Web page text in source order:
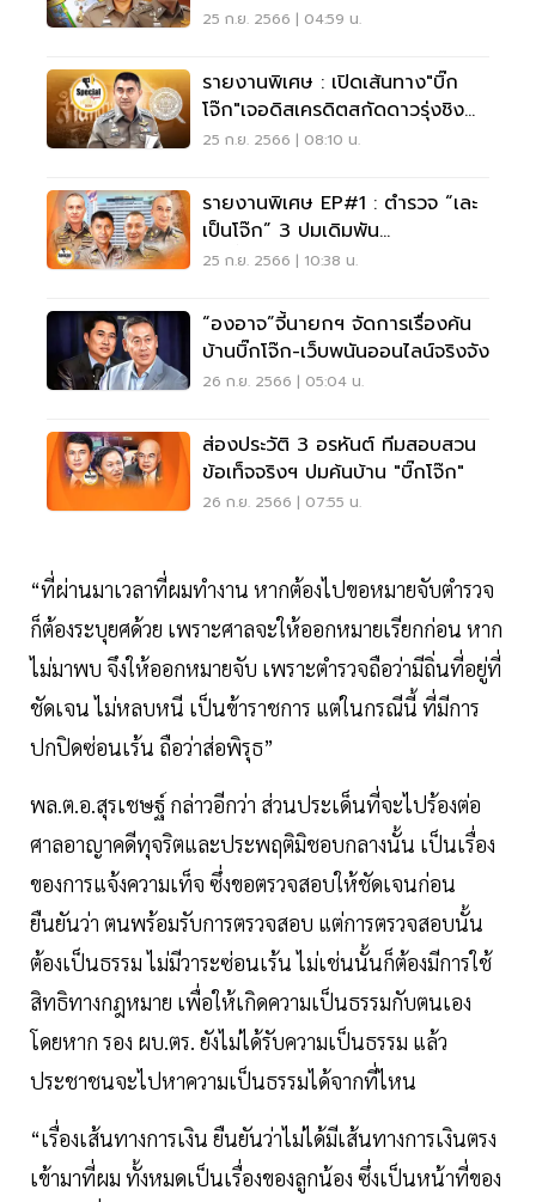
25 ก.ย. 2566 | 04:59 น.
รายงานพิเศษ : เปิดเส้นทาง"บิ๊ก
โจ๊ก"เจอดิสเครดิตสกัดดาวรุ่งชิง
ผบ.ตร.
25 ก.ย. 2566 | 08:10 น.
รายงานพิเศษ EP#1 : ตำรวจ “เละ
เป็นโจ๊ก” 3 ปมเดิมพัน
เก้าอี้“ผบ.ตร.”
25 ก.ย. 2566 | 10:38 น.
“องอาจ”จี้นายกฯ จัดการเรื่องค้น
บ้านบิ๊กโจ๊ก-เว็บพนันออนไลน์จริงจัง
26 ก.ย. 2566 | 05:04 น.
ส่องประวัติ 3 อรหันต์ ทีมสอบสวน
ข้อเท็จจริงฯ ปมค้นบ้าน "บิ๊กโจ๊ก"
26 ก.ย. 2566 | 07:55 น.
“ที่ผ่านมาเวลาที่ผมทำงาน หากต้องไปขอหมายจับตำรวจ
ก็ต้องระบุยศด้วย เพราะศาลจะให้ออกหมายเรียกก่อน หาก
ไม่มาพบ จึงให้ออกหมายจับ เพราะตำรวจถือว่ามีถิ่นที่อยู่ที่
ชัดเจน ไม่หลบหนี เป็นข้าราชการ แต่ในกรณีนี้ ที่มีการ
ปกปิดซ่อนเร้น ถือว่าส่อพิรุธ”
พล.ต.อ.สุรเชษฐ์ กล่าวอีกว่า ส่วนประเด็นที่จะไปร้องต่อ
ศาลอาญาคดีทุจริตและประพฤติมิชอบกลางนั้น เป็นเรื่อง
ของการแจ้งความเท็จ ซึ่งขอตรวจสอบให้ชัดเจนก่อน
ยืนยันว่า ตนพร้อมรับการตรวจสอบ แต่การตรวจสอบนั้น
ต้องเป็นธรรม ไม่มีวาระซ่อนเร้น ไม่เช่นนั้นก็ต้องมีการใช้
สิทธิทางกฎหมาย เพื่อให้เกิดความเป็นธรรมกับตนเอง
โดยหาก รอง ผบ.ตร. ยังไม่ได้รับความเป็นธรรม แล้ว
ประชาชนจะไปหาความเป็นธรรมได้จากที่ไหน
“เรื่องเส้นทางการเงิน ยืนยันว่าไม่ได้มีเส้นทางการเงินตรง
เข้ามาที่ผม ทั้งหมดเป็นเรื่องของลูกน้อง ซึ่งเป็นหน้าที่ของ